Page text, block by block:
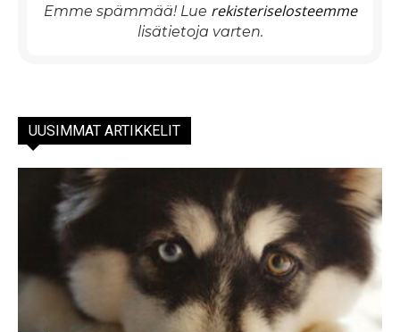
Emme spämmää! Lue rekisteriselosteemme
lisätietoja varten.
UUSIMMAT ARTIKKELIT